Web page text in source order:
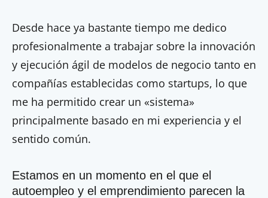
Desde hace ya bastante tiempo me dedico
profesionalmente a trabajar sobre la innovación
y ejecución ágil de modelos de negocio tanto en
compañías establecidas como startups, lo que
me ha permitido crear un «sistema»
principalmente basado en mi experiencia y el
sentido común.
Estamos en un momento en el que el
autoempleo y el emprendimiento parecen la